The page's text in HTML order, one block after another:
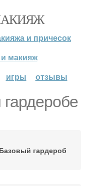
и причесок
и макияж
игры отзывы
Базовый гардероб